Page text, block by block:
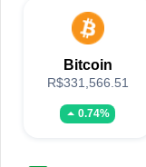
Bitcoin
R$331,566.51
0.74%